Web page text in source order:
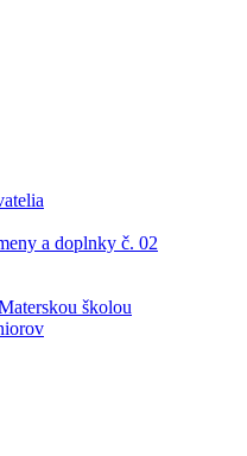
a doplnky č. 02
školou